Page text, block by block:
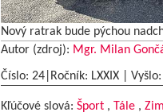
Nový ratrak bude pýchou
Autor (zdroj): Mgr. Milan
Číslo: 24|Ročník: LXXIX | Vyšlo:
Kľúčové slová: Šport, Tále,